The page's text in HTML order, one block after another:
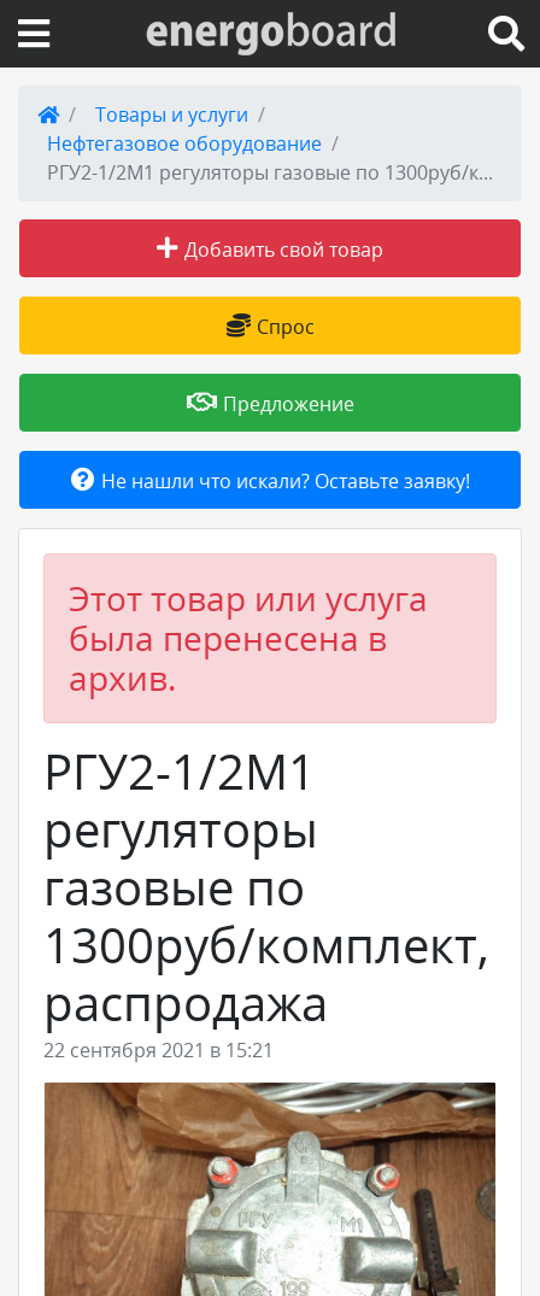
Вход на сайт
Поиск по сайту
Публикации
Справка
Товары и услуги
Добавить товар или услугу
Товары и услуги
Нефтегазовое оборудование
РГУ2-1/2М1 регуляторы газовые по 1300руб/комплект, распродажа
Добавить свой товар
Спрос
Предложение
Не нашли что искали? Оставьте заявку!
Этот товар или услуга
была перенесена в
архив.
РГУ2-1/2М1
регуляторы
газовые по
1300руб/комплект,
распродажа
22 сентября 2021 в 15:21